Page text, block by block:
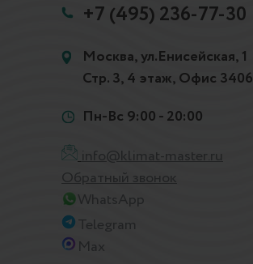
+7 (495) 236-77-30
Москва, ул.Енисейская, 1
Стр. 3, 4 этаж, Офис 3406
Пн-Вс 9:00 - 20:00
info@klimat-master.ru
Обратный звонок
WhatsApp
Telegram
Max